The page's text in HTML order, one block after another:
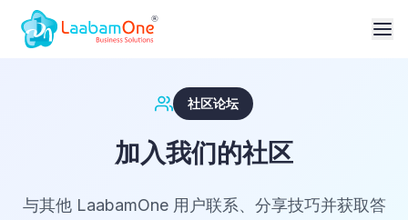
社区论坛
加入我们的社区
与其他 LaabamOne 用户联系、分享技巧并获取答